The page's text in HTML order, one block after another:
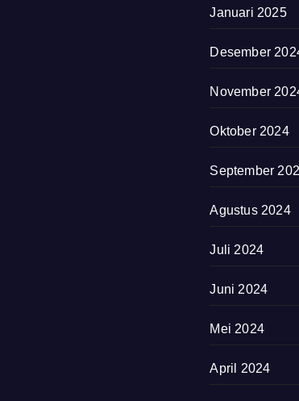
Januari 2025
Desember
November
Oktober 2024
September
Agustus 2024
Juli 2024
Juni 2024
Mei 2024
April 2024